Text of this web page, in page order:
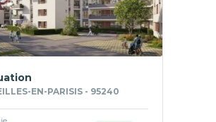
EN-PARISIS - 95240